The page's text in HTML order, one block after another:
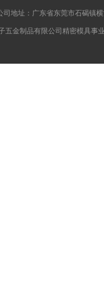
司地址：广东省东莞市石碣镇
五金制品有限公司精密模具事